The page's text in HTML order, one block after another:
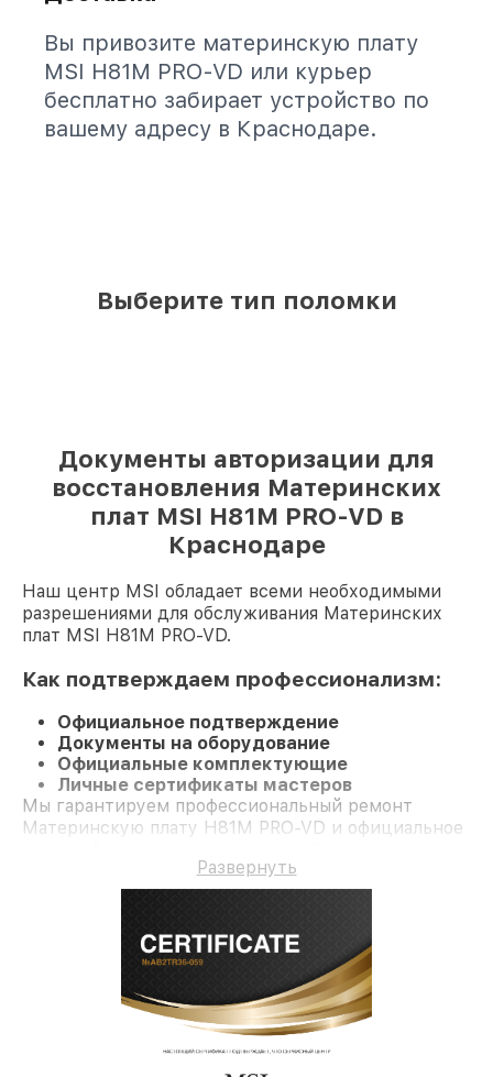
Вы привозите материнскую плату
MSI H81M PRO-VD или курьер
бесплатно забирает устройство по
вашему адресу в Краснодаре.
Выберите тип поломки
Документы авторизации для
восстановления Материнских
плат MSI H81M PRO-VD в
Краснодаре
Наш центр MSI обладает всеми необходимыми
разрешениями для обслуживания Материнских
плат MSI H81M PRO-VD.
Как подтверждаем профессионализм:
Официальное подтверждение
Документы на оборудование
Официальные комплектующие
Личные сертификаты мастеров
Мы гарантируем профессиональный ремонт
Материнскую плату H81M PRO-VD и официальное
Развернуть